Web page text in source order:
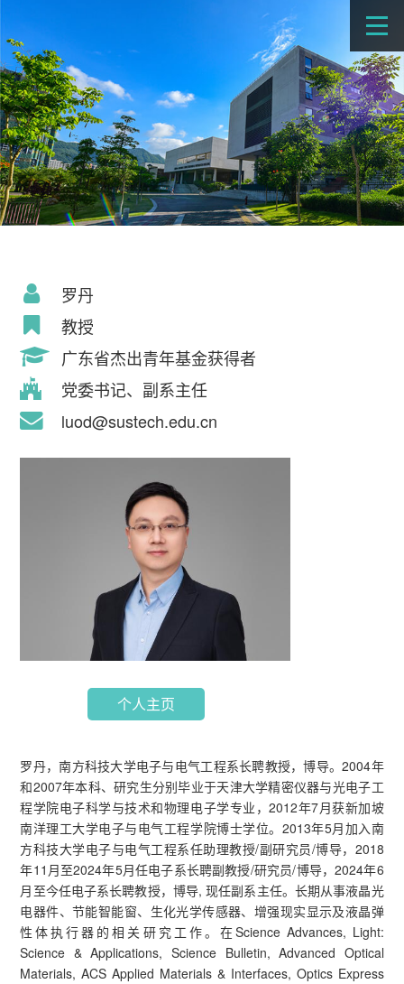
罗丹
教授
广东省杰出青年基金获得者
党委书记、副系主任
luod@sustech.edu.cn
个人主页
罗丹，南方科技大学电子与电气工程系长聘教授，博导。2004年
和2007年本科、研究生分别毕业于天津大学精密仪器与光电子工
程学院电子科学与技术和物理电子学专业，2012年7月获新加坡
南洋理工大学电子与电气工程学院博士学位。2013年5月加入南
方科技大学电子与电气工程系任助理教授/副研究员/博导，2018
年11月至2024年5月任电子系长聘副教授/研究员/博导，2024年6
月至今任电子系长聘教授，博导, 现任副系主任。长期从事液晶光
电器件、节能智能窗、生化光学传感器、增强现实显示及液晶弹
性体执行器的相关研究工作。在Science Advances, Light:
Science & Applications, Science Bulletin, Advanced Optical
Materials, ACS Applied Materials & Interfaces, Optics Express